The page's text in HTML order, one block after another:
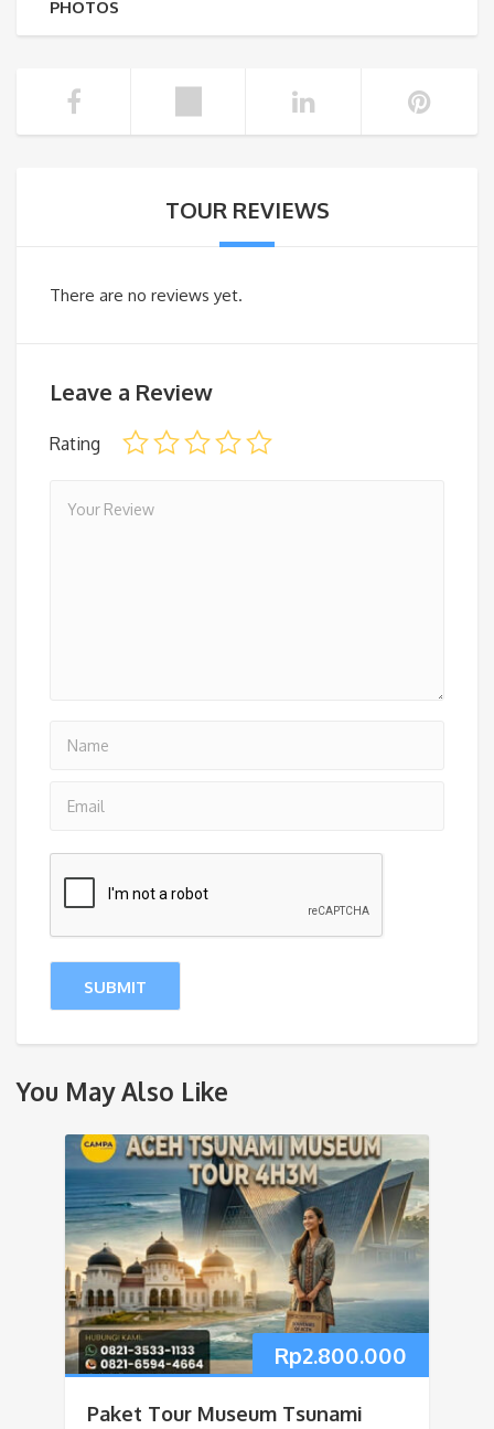
PHOTOS
TOUR REVIEWS
There are no reviews yet.
Leave a Review
Rating
You May Also Like
Rp2.800.000
Paket Tour Museum Tsunami